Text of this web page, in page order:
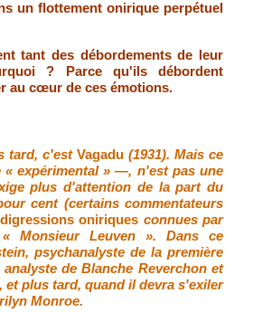
un flottement onirique perpétuel
tant des débordements de leur
? Parce qu'ils débordent
au cœur de ces émotions.
tard, c'estVagadu(1931). Mais ce
« expérimental » —, n'est pas une
plus d'attention de la part du
cent (certains commentateurs
digressions oniriques connues par
Monsieur Leuven ». Dans ce
psychanalyste de la première
de Blanche Reverchon et
et plus tard, quand il devra s'exiler
Monroe.